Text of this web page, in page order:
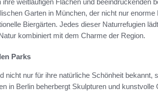
weitläufigen Flächen und beeindruckenden
Garten in München, der nicht nur
Biergärten. Jedes dieser Naturrefugien
kombiniert mit dem Charme der Region.
Parks
nicht nur für ihre natürliche Schönheit bekannt,
in Berlin beherbergt Skulpturen und